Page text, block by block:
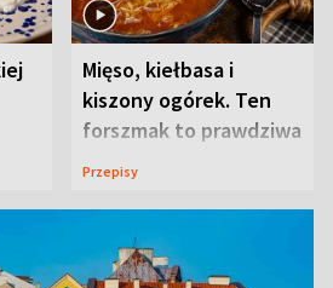
Mięso, kiełbasa i
kiszony ogórek. Ten
forszmak to prawdziwa
uczta
Przepisy